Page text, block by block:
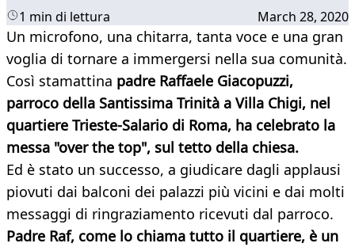
1 min di lettura March 28, 2020
Un microfono, una chitarra, tanta voce e una gran
voglia di tornare a immergersi nella sua comunità.
Così stamattina padre Raffaele Giacopuzzi,
parroco della Santissima Trinità a Villa Chigi, nel
quartiere Trieste-Salario di Roma, ha celebrato la
messa "over the top", sul tetto della chiesa.
Ed è stato un successo, a giudicare dagli applausi
piovuti dai balconi dei palazzi più vicini e dai molti
messaggi di ringraziamento ricevuti dal parroco.
Padre Raf, come lo chiama tutto il quartiere, è un